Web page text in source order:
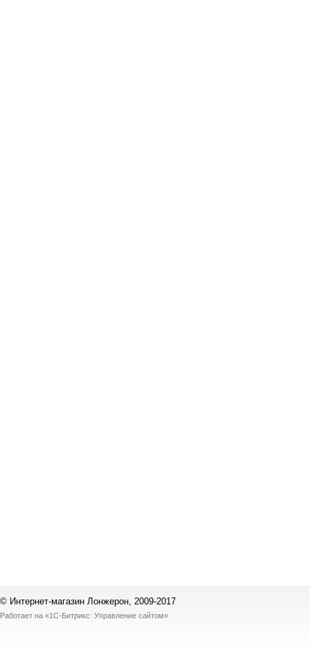
© Интернет-магазин Лонжерон, 2009-2017
Работает на «1С-Битрикс: Управление сайтом»